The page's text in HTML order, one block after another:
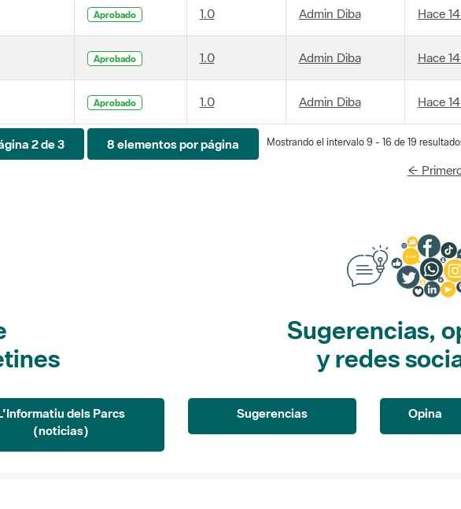
Aprobado 1.0 Admin Diba Hace
Aprobado 1.0 Admin Diba Hace
Aprobado 1.0 Admin Diba Hace
2 de 3 8 elementos por página Mostrando el intervalo 9 - 16 de 19
←
dels Parcs
(noticias)
Sugerencias,
y redes
Sugerencias Opina